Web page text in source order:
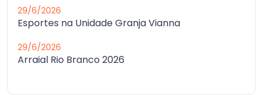
29/6/2026
Esportes na Unidade Granja Vianna
29/6/2026
Arraial Rio Branco 2026